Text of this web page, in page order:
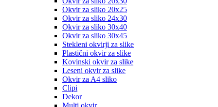
Okvir za sliko 20x25
Okvir za sliko 24x30
Okvir za sliko 30x40
Okvir za sliko 30x45
Stekleni okvirji za slike
Plastični okvir za slike
Kovinski okvir za slike
Leseni okvir za slike
Okvir za A4 sliko
Clipi
Dekor